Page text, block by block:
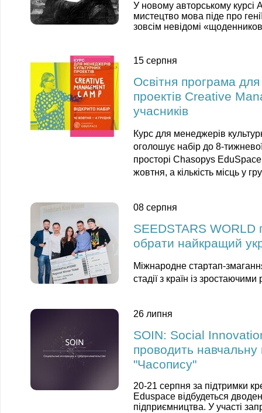
У новому авторському курсі
мистецтво мова піде про
зовсім невідомі
15 серпня
Освітня програма
проектів Creative
учасників
Курс для менеджерів
оголошує набір до 8-
просторі Chasopys
жовтня, а кількість місць у
08 серпня
SEEDSTARS
обрати найкращий
Міжнародне стартап-
стадії з країн із
26 липня
SOIN: Social
проводить навчальну
"Часопису"
20-21 серпня за підтримки
Eduspace відбудеться
підприємництва. У участі